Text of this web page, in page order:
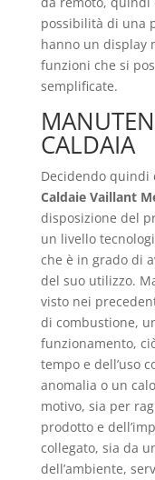
possibilità di una
hanno un display
funzioni che si
semplificate.
CALDAIA
Decidendo quindi
Caldaie Vaillant
disposizione del
un livello
che è in grado di
del suo utilizzo.
visto nei
di combustione,
funzionamento,
tempo e dell’uso
anomalia o un
motivo, sia per
prodotto e
collegato, sia da
dell’ambiente,